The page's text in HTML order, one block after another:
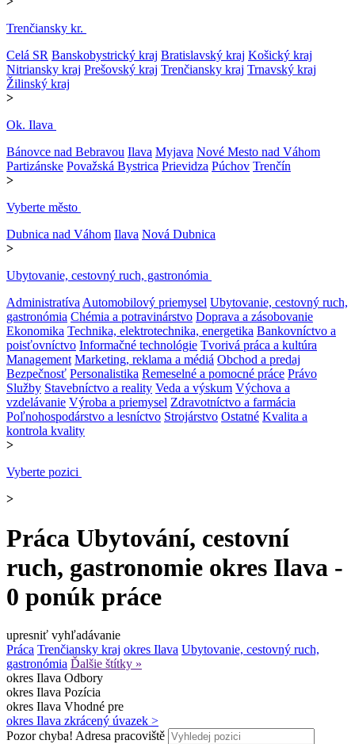
Trenčiansky kr.
Celá SR Banskobystrický kraj Bratislavský kraj Košický kraj
Nitriansky kraj Prešovský kraj Trenčiansky kraj Trnavský kraj
Žilinský kraj
>
Ok. Ilava
Bánovce nad Bebravou Ilava Myjava Nové Mesto nad Váhom
Partizánske Považská Bystrica Prievidza Púchov Trenčín
>
Vyberte město
Dubnica nad Váhom Ilava Nová Dubnica
>
Ubytovanie, cestovný ruch, gastronómia
AdministratívaAutomobilový priemysel Ubytovanie, cestovný ruch,
gastronómia Chémia a potravinárstvo Doprava a zásobovanie
Ekonomika Technika, elektrotechnika, energetika Bankovníctvo a
poisťovníctvo Informačné technológie Tvorivá práca a kultúra
Management Marketing, reklama a médiá Obchod a predaj
Bezpečnosť Personalistika Remeselné a pomocné práce Právo
Služby Stavebníctvo a reality Veda a výskum Výchova a
vzdelávanie Výroba a priemysel Zdravotníctvo a farmácia
Poľnohospodárstvo a lesníctvo Strojárstvo Ostatné Kvalita a
kontrola kvality
>
Vyberte pozici
>
Práca Ubytování, cestovní
ruch, gastronomie okres Ilava -
0 ponúk práce
upresniť vyhľadávanie
Práca Trenčiansky kraj okres Ilava Ubytovanie, cestovný ruch,
gastronómia Ďalšie štítky »
okres Ilava Odbory
okres Ilava Pozícia
okres Ilava Vhodné pre
okres Ilava zkrácený úvazek >
Pozor chyba! Adresa pracoviště